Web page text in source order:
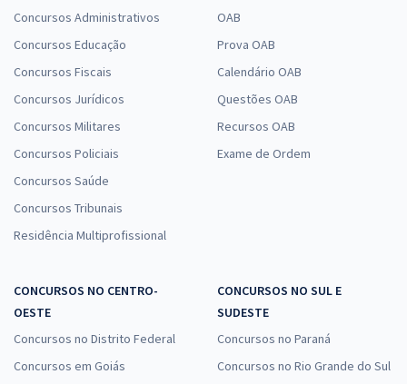
Concursos Administrativos
Concursos Educação
Concursos Fiscais
Concursos Jurídicos
Concursos Militares
Concursos Policiais
Concursos Saúde
Concursos Tribunais
Residência Multiprofissional
OAB
Prova OAB
Calendário OAB
Questões OAB
Recursos OAB
Exame de Ordem
CONCURSOS NO CENTRO-
OESTE
Concursos no Distrito Federal
Concursos em Goiás
CONCURSOS NO SUL E
SUDESTE
Concursos no Paraná
Concursos no Rio Grande do Sul